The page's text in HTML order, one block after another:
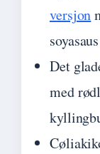
versjon
Det
med